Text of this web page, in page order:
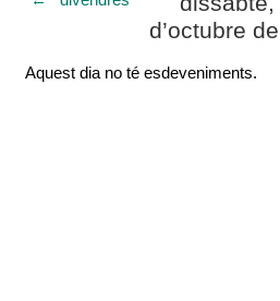
d’octubre
Aquest dia no té esdeveniments.